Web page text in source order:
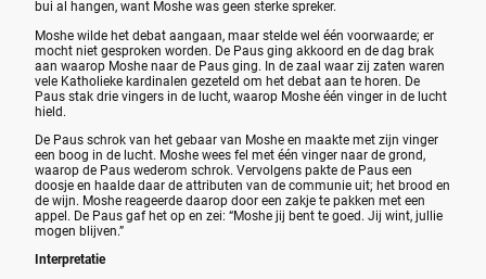
bui al hangen, want Moshe was geen sterke spreker.
Moshe wilde het debat aangaan, maar stelde wel één voorwaarde; er
mocht niet gesproken worden. De Paus ging akkoord en de dag brak
aan waarop Moshe naar de Paus ging. In de zaal waar zij zaten waren
vele Katholieke kardinalen gezeteld om het debat aan te horen. De
Paus stak drie vingers in de lucht, waarop Moshe één vinger in de lucht
hield.
De Paus schrok van het gebaar van Moshe en maakte met zijn vinger
een boog in de lucht. Moshe wees fel met één vinger naar de grond,
waarop de Paus wederom schrok. Vervolgens pakte de Paus een
doosje en haalde daar de attributen van de communie uit; het brood en
de wijn. Moshe reageerde daarop door een zakje te pakken met een
appel. De Paus gaf het op en zei: “Moshe jij bent te goed. Jij wint, jullie
mogen blijven.”
Interpretatie